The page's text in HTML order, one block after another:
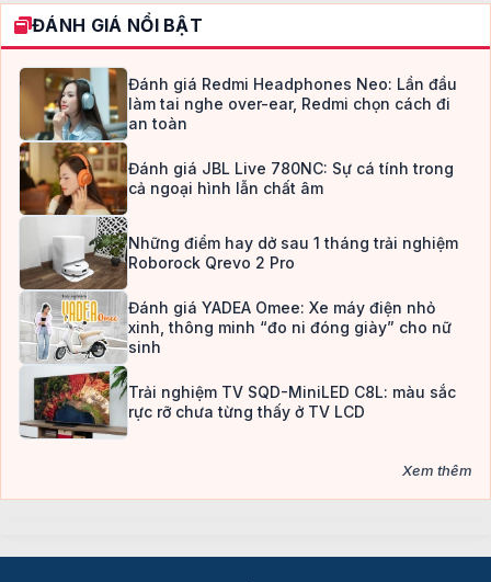
ĐÁNH GIÁ NỔI BẬT
Đánh giá Redmi Headphones Neo: Lần đầu
làm tai nghe over-ear, Redmi chọn cách đi
an toàn
Đánh giá JBL Live 780NC: Sự cá tính trong
cả ngoại hình lẫn chất âm
Những điểm hay dở sau 1 tháng trải nghiệm
Roborock Qrevo 2 Pro
Đánh giá YADEA Omee: Xe máy điện nhỏ
xinh, thông minh “đo ni đóng giày” cho nữ
sinh
Trải nghiệm TV SQD-MiniLED C8L: màu sắc
rực rỡ chưa từng thấy ở TV LCD
Xem thêm